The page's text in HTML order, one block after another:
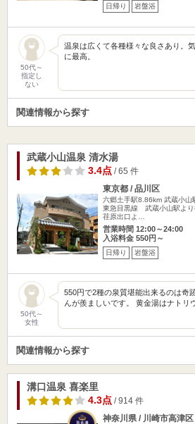
日帰り 岩盤浴
50代～
指定し
ない
温泉は広くて各種様々な良さあり。
に最高。
関連情報から探す
武蔵小山温泉 清水湯
3.4点/ 65 件
東京都 / 品川区
六郷土手駅8.86km 武蔵小山
東急目黒線 武蔵小山駅よ
荏原出口よ…
営業時間 12:00～24:00
入浴料金 550円～
日帰り 岩盤浴
50代～
女性
550円で2種の泉質堪能出来るのは奇
んが羨ましいです。 黄金湯はナトリ
関連情報から探す
溝口温泉 喜楽里
4.3点/ 914 件
神奈川県 / 川崎市高津区